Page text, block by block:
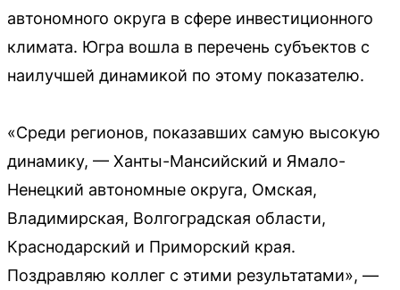
автономного округа в сфере инвестиционного
климата. Югра вошла в перечень субъектов с
наилучшей динамикой по этому показателю.
«Среди регионов, показавших самую высокую
динамику, — Ханты-Мансийский и Ямало-
Ненецкий автономные округа, Омская,
Владимирская, Волгоградская области,
Краснодарский и Приморский края.
Поздравляю коллег с этими результатами», —